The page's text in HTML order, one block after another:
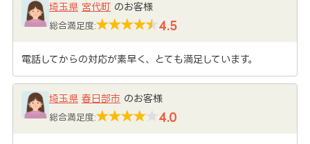
埼玉県 宮代町のお客様
総合満足度: 4.5
電話してからの対応が素早く、とても満足しています。
埼玉県 春日部市 のお客様
総合満足度: 4.0